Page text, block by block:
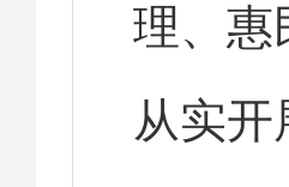
理、惠
从实